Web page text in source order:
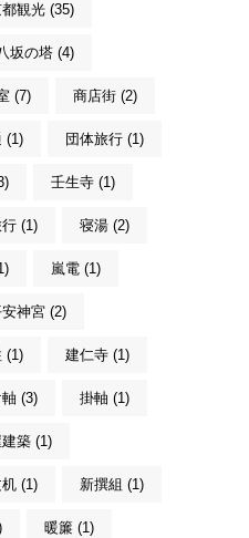
観光 (35)
坂の塔 (4)
(7) 商店街 (2)
(1) 団体旅行 (1)
壬生寺 (1)
(1) 寝湯 (2)
嵐電 (1)
神宮 (2)
(1) 建仁寺 (1)
(3) 掛軸 (1)
築 (1)
(1) 新撰組 (1)
暖簾 (1)